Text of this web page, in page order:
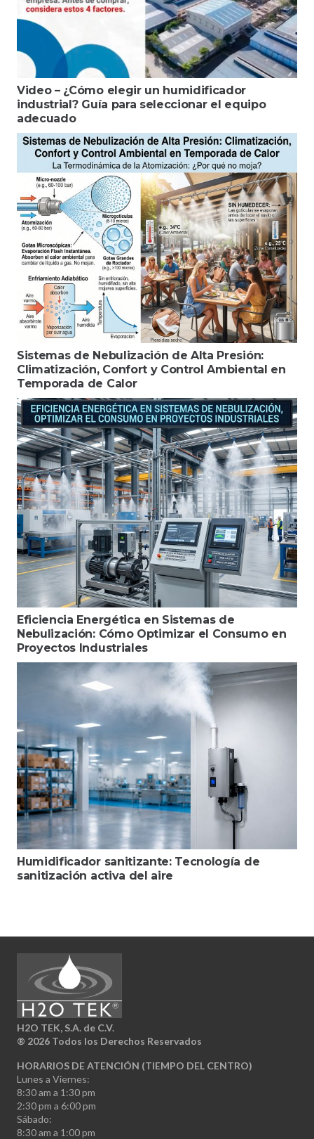
Video – ¿Cómo elegir un humidificador
industrial? Guía para seleccionar el equipo
adecuado
Sistemas de Nebulización de Alta Presión:
Climatización, Confort y Control Ambiental en
Temporada de Calor
Eficiencia Energética en Sistemas de
Nebulización: Cómo Optimizar el Consumo en
Proyectos Industriales
Humidificador sanitizante: Tecnología de
sanitización activa del aire
H2O TEK, S.A. de C.V.
® 2026 Todos los Derechos Reservados
HORARIOS DE ATENCIÓN (TIEMPO DEL CENTRO)
Lunes a Viernes:
8:30 am a 1:30 pm
2:30 pm a 6:00 pm
Sábado:
8:30 am a 1:00 pm